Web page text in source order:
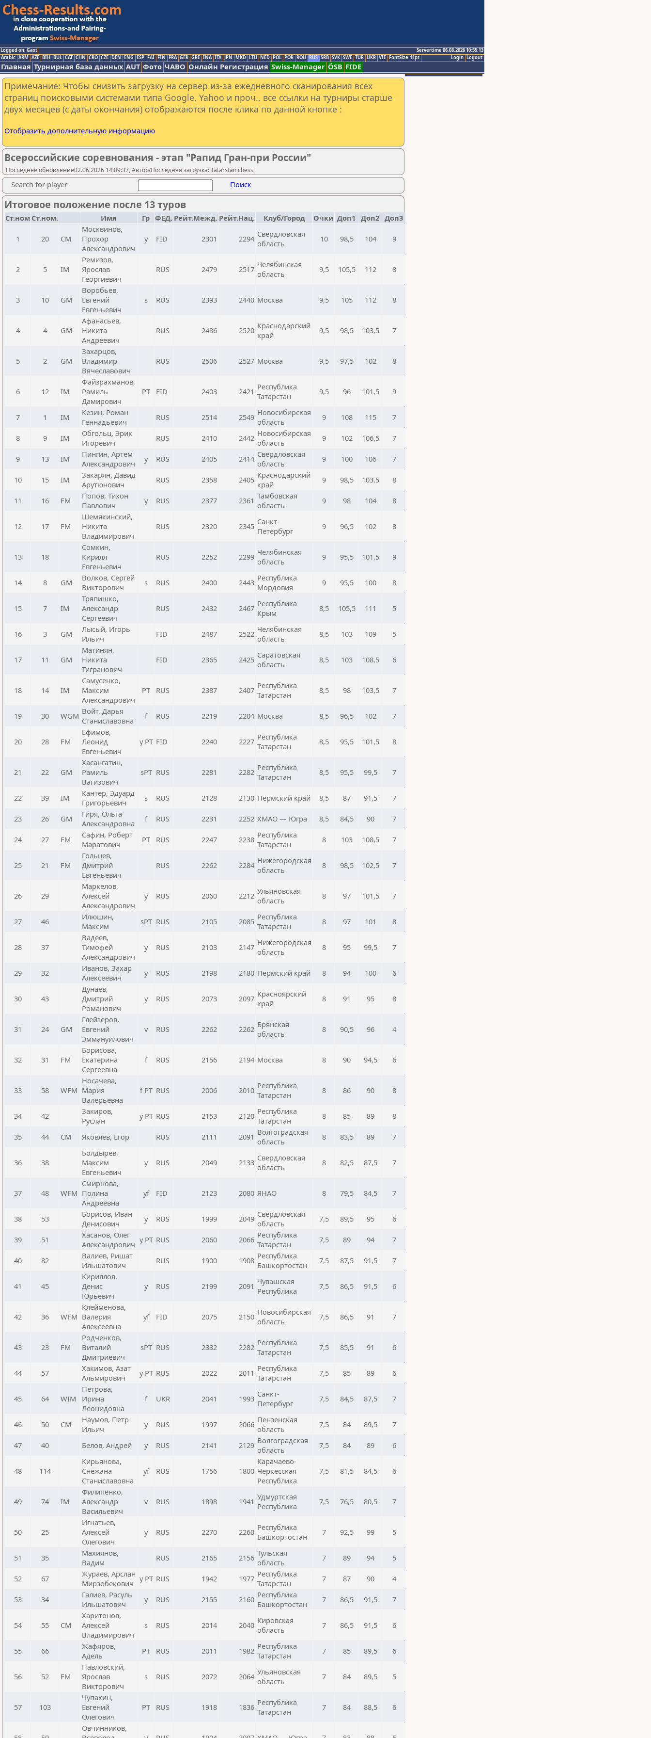
Logged on: Gast
Servertime 06.08.2026 10:55:13
Logout
Login
Arabic ARM AZE BIH BUL CAT CHN CRO CZE DEN ENG ESP FAI FIN FRA GER GRE INA ITA JPN MKD LTU NED POL POR ROU RUS SRB SVK SWE TUR UKR VIE FontSize:11pt
Главная Турнирная база данных AUT Фото ЧАВО Онлайн Регистрация Swiss-Manager ÖSB FIDE
Примечание: Чтобы снизить загрузку на сервер из-за ежедневного сканирования всех
страниц поисковыми системами типа Google, Yahoo и проч., все ссылки на турниры старше
двух месяцев (с даты окончания) отображаются после клика по данной кнопке :
Отобразить дополнительную информацию
Всероссийские соревнования - этап "Рапид Гран-при России"
Последнее обновление02.06.2026 14:09:37, Автор/Последняя загрузка: Tatarstan chess
Search for player Поиск
Итоговое положение после 13 туров
Ст.ном Ст.ном. Имя Гр ФЕД. Рейт.Межд. Рейт.Нац. Клуб/Город Очки Доп1 Доп2 Доп3
1 20 CM
Москвинов,
Прохор
Александрович
y FID 2301 2294 Свердловская
область
10 98,5 104 9
2 5 IM
Ремизов,
Ярослав
Георгиевич
RUS 2479 2517 Челябинская
область
9,5 105,5 112 8
3 10 GM
Воробьев,
Евгений
Евгеньевич
s RUS 2393 2440 Москва 9,5 105 112 8
4 4 GM
Афанасьев,
Никита
Андреевич
RUS 2486 2520 Краснодарский
край
9,5 98,5 103,5 7
5 2 GM
Захарцов,
Владимир
Вячеславович
RUS 2506 2527 Москва 9,5 97,5 102 8
6 12 IM
Файзрахманов,
Рамиль
Дамирович
РТ FID 2403 2421 Республика
Татарстан
9,5 96 101,5 9
7 1 IM
Кезин, Роман
Геннадьевич
RUS 2514 2549 Новосибирская
область
9 108 115 7
8 9 IM
Обгольц, Эрик
Игоревич
RUS 2410 2442 Новосибирская
область
9 102 106,5 7
9 13 IM
Пингин, Артем
Александрович
y RUS 2405 2414 Свердловская
область
9 100 106 7
10 15 IM
Закарян, Давид
Арутюнович
RUS 2358 2405 Краснодарский
край
9 98,5 103,5 8
11 16 FM
Попов, Тихон
Павлович
y RUS 2377 2361 Тамбовская
область
9 98 104 8
12 17 FM
Шемякинский,
Никита
Владимирович
RUS 2320 2345 Санкт-
Петербург
9 96,5 102 8
13 18
Сомкин,
Кирилл
Евгеньевич
RUS 2252 2299 Челябинская
область
9 95,5 101,5 9
14 8 GM
Волков, Сергей
Викторович
s RUS 2400 2443 Республика
Мордовия
9 95,5 100 8
15 7 IM
Тряпишко,
Александр
Сергеевич
RUS 2432 2467 Республика
Крым
8,5 105,5 111 5
16 3 GM
Лысый, Игорь
Ильич
FID 2487 2522 Челябинская
область
8,5 103 109 5
17 11 GM
Матинян,
Никита
Тигранович
FID 2365 2425 Саратовская
область
8,5 103 108,5 6
18 14 IM
Самусенко,
Максим
Александрович
РТ RUS 2387 2407 Республика
Татарстан
8,5 98 103,5 7
19 30 WGM Войт, Дарья
Станиславовна
f RUS 2219 2204 Москва 8,5 96,5 102 7
20 28 FM
Ефимов,
Леонид
Евгеньевич
y РТ FID 2240 2227 Республика
Татарстан
8,5 95,5 101,5 8
21 22 GM
Хасангатин,
Рамиль
Вагизович
sРТ RUS 2281 2282 Республика
Татарстан
8,5 95,5 99,5 7
22 39 IM
Кантер, Эдуард
Григорьевич
s RUS 2128 2130 Пермский край 8,5 87 91,5 7
23 26 GM
Гиря, Ольга
Александровна
f RUS 2231 2252 ХМАО — Югра 8,5 84,5 90 7
24 27 FM
Сафин, Роберт
Маратович
РТ RUS 2247 2238 Республика
Татарстан
8 103 108,5 7
25 21 FM
Гольцев,
Дмитрий
Евгеньевич
RUS 2262 2284 Нижегородская
область
8 98,5 102,5 7
26 29
Маркелов,
Алексей
Александрович
y RUS 2060 2212 Ульяновская
область
8 97 101,5 7
27 46
Илюшин,
Максим
sРТ RUS 2105 2085 Республика
Татарстан
8 97 101 8
28 37
Вадеев,
Тимофей
Александрович
y RUS 2103 2147 Нижегородская
область
8 95 99,5 7
29 32
Иванов, Захар
Алексеевич
y RUS 2198 2180 Пермский край 8 94 100 6
30 43
Дунаев,
Дмитрий
Романович
y RUS 2073 2097 Красноярский
край
8 91 95 8
31 24 GM
Глейзеров,
Евгений
Эммануилович
v RUS 2262 2262 Брянская
область
8 90,5 96 4
32 31 FM
Борисова,
Екатерина
Сергеевна
f RUS 2156 2194 Москва 8 90 94,5 6
33 58 WFM
Носачева,
Мария
Валерьевна
f РТ RUS 2006 2010 Республика
Татарстан
8 86 90 8
34 42
Закиров,
Руслан
y РТ RUS 2153 2120 Республика
Татарстан
8 85 89 8
35 44 CM Яковлев, Егор RUS 2111 2091 Волгоградская
область
8 83,5 89 7
36 38
Болдырев,
Максим
Евгеньевич
y RUS 2049 2133 Свердловская
область
8 82,5 87,5 7
37 48 WFM
Смирнова,
Полина
Андреевна
yf FID 2123 2080 ЯНАО 8 79,5 84,5 7
38 53
Борисов, Иван
Денисович
y RUS 1999 2049 Свердловская
область
7,5 89,5 95 6
39 51
Хасанов, Олег
Александрович y РТ RUS 2060 2066 Республика
Татарстан
7,5 89 94 7
40 82
Валиев, Ришат
Ильшатович
RUS 1900 1908 Республика
Башкортостан
7,5 87,5 91,5 7
41 45
Кириллов,
Денис
Юрьевич
y RUS 2199 2091 Чувашская
Республика
7,5 86,5 91,5 6
42 36 WFM
Клейменова,
Валерия
Алексеевна
yf FID 2075 2150 Новосибирская
область
7,5 86,5 91 7
43 23 FM
Родченков,
Виталий
Дмитриевич
sРТ RUS 2332 2282 Республика
Татарстан
7,5 85,5 91 6
44 57
Хакимов, Азат
Альмирович
y РТ RUS 2022 2011 Республика
Татарстан
7,5 85 89 6
45 64 WIM
Петрова,
Ирина
Леонидовна
f UKR 2041 1993 Санкт-
Петербург
7,5 84,5 87,5 7
46 50 CM
Наумов, Петр
Ильич
y RUS 1997 2066 Пензенская
область
7,5 84 89,5 7
47 40 Белов, Андрей y RUS 2141 2129 Волгоградская
область
7,5 84 89 6
48 114
Кирьянова,
Снежана
Станиславовна
yf RUS 1756 1800
Карачаево-
Черкесская
Республика
7,5 81,5 84,5 6
49 74 IM
Филипенко,
Александр
Васильевич
v RUS 1898 1941 Удмуртская
Республика
7,5 76,5 80,5 7
50 25
Игнатьев,
Алексей
Олегович
y RUS 2270 2260 Республика
Башкортостан
7 92,5 99 5
51 35
Махиянов,
Вадим
RUS 2165 2156 Тульская
область
7 89 94 5
52 67
Жураев, Арслан
Мирзобекович
y РТ RUS 1942 1977 Республика
Татарстан
7 87 90 4
53 34
Галиев, Расуль
Ильшатович
y RUS 2155 2160 Республика
Башкортостан
7 86,5 91,5 7
54 55 CM
Харитонов,
Алексей
Владимирович
s RUS 2014 2040 Кировская
область
7 86,5 91,5 6
55 66
Жафяров,
Адель
РТ RUS 2011 1982 Республика
Татарстан
7 85 89,5 6
56 52 FM
Павловский,
Ярослав
Викторович
s RUS 2072 2064 Ульяновская
область
7 84 89,5 5
57 103
Чупахин,
Евгений
Олегович
РТ RUS 1918 1836 Республика
Татарстан
7 84 88,5 6
Овчинников,